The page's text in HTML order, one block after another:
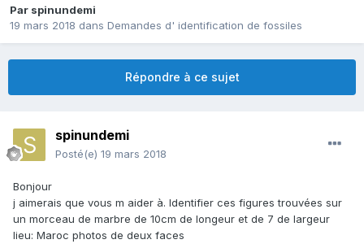
Par spinundemi
19 mars 2018 dans Demandes d' identification de fossiles
Répondre à ce sujet
spinundemi
Posté(e) 19 mars 2018
Bonjour
j aimerais que vous m aider à. Identifier ces figures trouvées sur
un morceau de marbre de 10cm de longeur et de 7 de largeur
lieu: Maroc photos de deux faces